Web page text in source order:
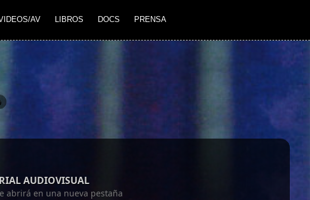
AV LIBROS DOCS PRENSA
AUDIOVISUAL
abrirá en una nueva pestaña